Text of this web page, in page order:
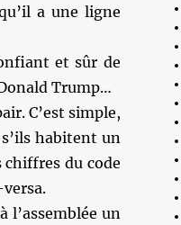
a une ligne
et sûr de
Trump…
C’est simple,
habitent un
du code
l’assemblée un